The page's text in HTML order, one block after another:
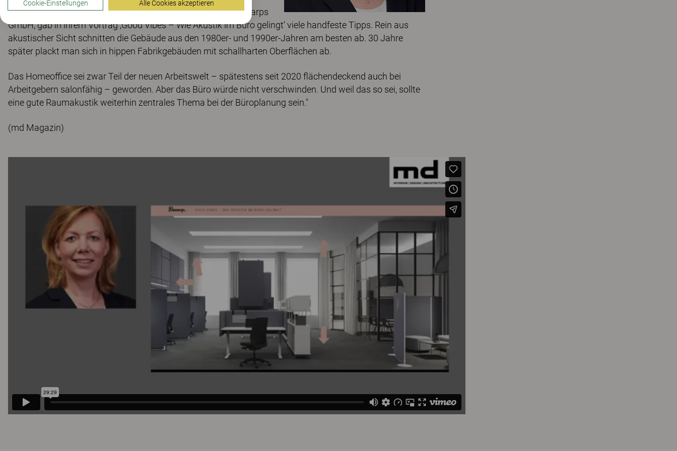
"Die Innenarchitektin, tätig beim Interior Design Team der Kinnarps
GmbH, gab in ihrem Vortrag ‚Good Vibes – Wie Akustik im Büro gelingt‘ viele handfeste Tipps. Rein aus
akustischer Sicht schnitten die Gebäude aus den 1980er- und 1990er-Jahren am besten ab. 30 Jahre
später plackt man sich in hippen Fabrikgebäuden mit schallharten Oberflächen ab.
Das Homeoffice sei zwar Teil der neuen Arbeitswelt – spätestens seit 2020 flächendeckend auch bei
Arbeitgebern salonfähig – geworden. Aber das Büro würde nicht verschwinden. Und weil das so sei, sollte
eine gute Raumakustik weiterhin zentrales Thema bei der Büroplanung sein."
(md Magazin)
Cookie-Einstellungen Alle Cookies akzeptieren